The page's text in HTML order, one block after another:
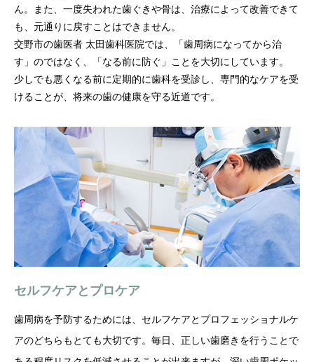
ん。また、一度失われた歯ぐきや骨は、治療によって改善できて
も、元通りに戻すことはできません。
交野市の歯医者 太田歯科医院では、「歯周病になってから治
す」のではなく、「なる前に防ぐ」ことを大切にしています。
少しでも悪くなる前に定期的に歯科を受診し、専門的なケアを受
けることが、将来の歯の健康を守る近道です。
セルフケアとプロケア
歯周病を予防するためには、セルフケアとプロフェッショナルケ
アのどちらもとても大切です。毎日、正しい歯磨きを行うことで